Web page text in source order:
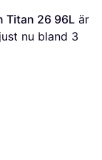
Titan 26 96L
nu bland 3